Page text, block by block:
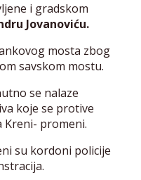
i gradskom
Jovanoviću.
mosta zbog
savskom mostu.
se nalaze
koje se protive
promeni.
su kordoni policije